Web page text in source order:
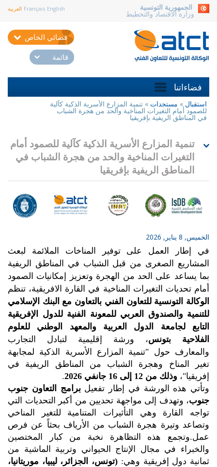
الجمهورية التونسية
وزارة الاقتصاد والتخطيط
Français English العربية
فضائي الخاص
قائمة
فضاءاتنا
أنت
هنا
استقبال » مستجدات » تنمية المزارع الأسرية الذكية كآلية
للصمود أمام التغيرات المناخية والحد من هجرة الشباب
في المناطق الريفية بإفريقيا
تنمية المزارع الأسرية الذكية كآلية للصمود أمام
التغيرات المناخية والحد من هجرة الشباب في
المناطق الريفية بإفريقيا
الخميس, 8 يناير, 2026
في إطار العمل على توفير المناخات الملائمة لبعث
المشاريع الصغرى من قبل الشباب في المناطق الريفية
بما يساعد على الحد من الهجرة وتعزيز إمكانيات الصمود
أمام تحديات التغيرات المناخية في القارة الافريقية، تنظم
الوكالة التونسية للتعاون الفني بالتعاون مع البنك الإسلامي
للتنمية والصندوق العربي للمعونة الفنية للدول الإفريقية
التابع لجامعة الدول العربية والمعهد الوطني للعلوم
الفلاحية بتونس، ورشة إقليمية لتبادل التجارب
والمعارف حول "تنمية المزارع الأسرية الذكية لمجابهة
تغير المناخ وهجرة الشباب من المناطق الريفية في
إفريقيا"، وذلك من 12 إلى 16 جانفي 2026
.
وتأتي هذه الورشة في إطار تفعيلبرامج التعاون جنوب
جنوب، وتهدف إلى مواجهة تحديين من أكبر التحديات التي
تواجه القارة وهي التأثيرات المتنامية للتغير المناخي
وتصاعد وتيرة هجرة الشباب من الأرياف بحثاً عن فرص
عمل.وتجمع هذه التظاهرة نخبة من كبار المختصين
والخبراء في مجال الإنتاج الحيواني وتربية الماشية من
ثمانية دول إفريقية وهي: (تونس، الجزائر، ليبيا، موريتانيا،